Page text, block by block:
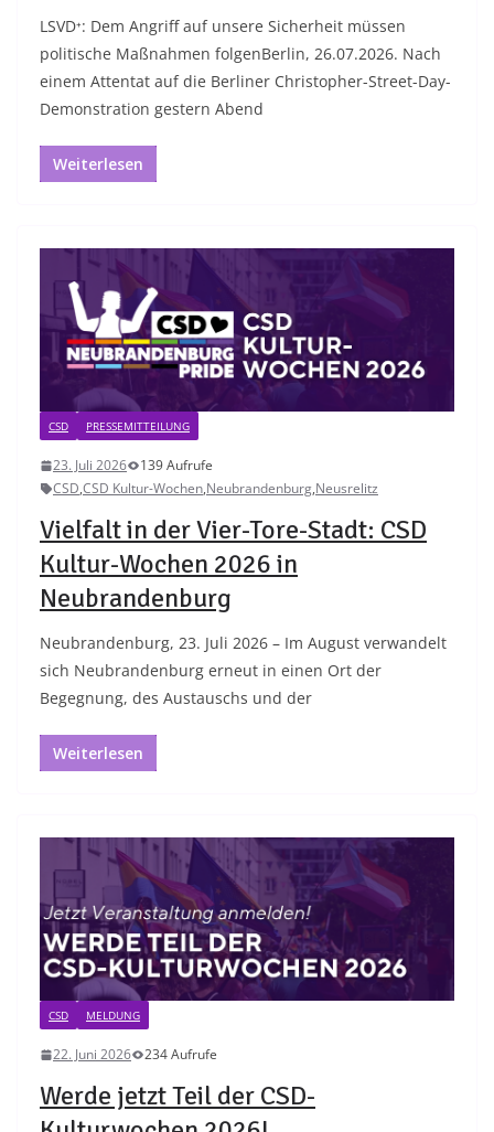
LSVD⁺: Dem Angriff auf unsere Sicherheit müssen
politische Maßnahmen folgenBerlin, 26.07.2026. Nach
einem Attentat auf die Berliner Christopher-Street-Day-
Demonstration gestern Abend
Weiterlesen
CSD PRESSEMITTEILUNG
23. Juli 2026
139 Aufrufe
CSD,CSD Kultur-Wochen,Neubrandenburg,Neusrelitz
Vielfalt in der Vier-Tore-Stadt: CSD
Kultur-Wochen 2026 in
Neubrandenburg
Neubrandenburg, 23. Juli 2026 – Im August verwandelt
sich Neubrandenburg erneut in einen Ort der
Begegnung, des Austauschs und der
Weiterlesen
CSD MELDUNG
22. Juni 2026 234 Aufrufe
Werde jetzt Teil der CSD-